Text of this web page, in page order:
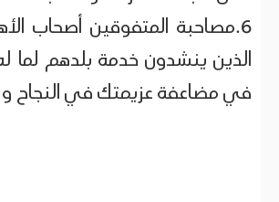
6.مصاحبة المتفوقين أصحاب
الذين ينشدون خدمة بلدهم لما
في مضاعفة عزيمتك في النجاح